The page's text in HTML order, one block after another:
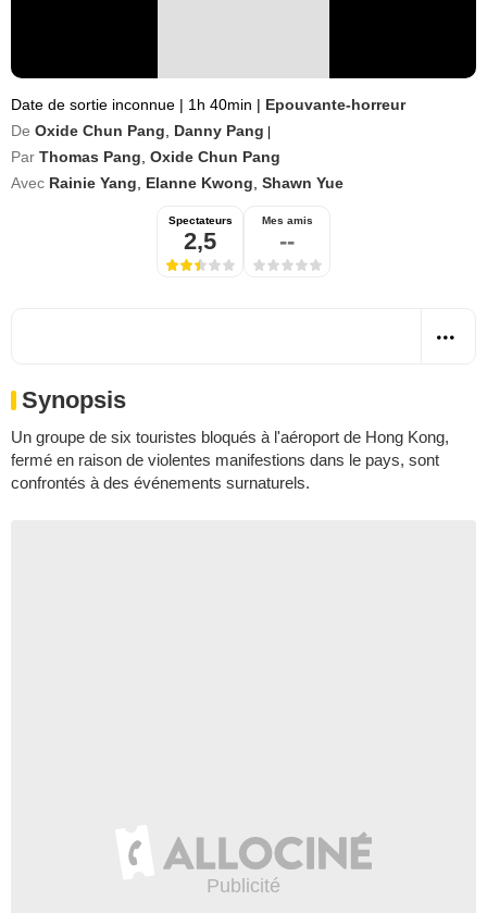
Date de sortie inconnue | 1h 40min | Epouvante-horreur
De Oxide Chun Pang Danny Pang
Par Thomas Pang Oxide Chun Pang
Avec Rainie Yang Elanne Kwong Shawn Yue
Spectateurs
2,5
Mes amis
--
Synopsis
Un groupe de six touristes bloqués à l'aéroport de Hong Kong,
fermé en raison de violentes manifestions dans le pays, sont
confrontés à des événements surnaturels.